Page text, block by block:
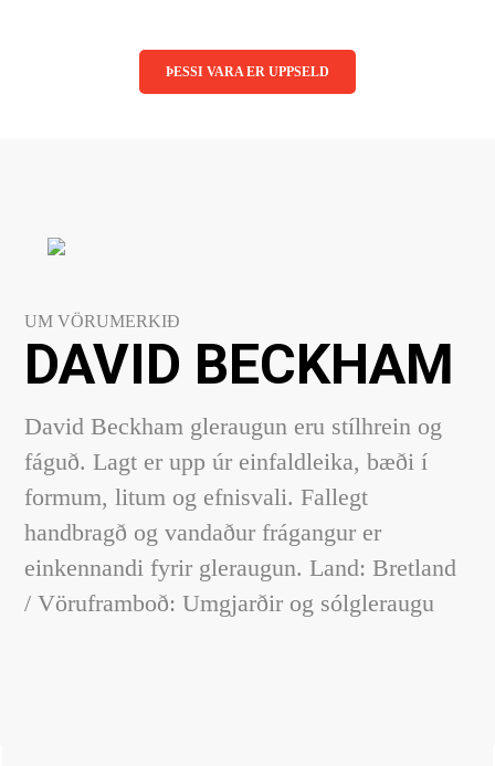
ÞESSI VARA ER UPPSELD
UM VÖRUMERKIÐ
DAVID BECKHAM
David Beckham gleraugun eru stílhrein og
fáguð. Lagt er upp úr einfaldleika, bæði í
formum, litum og efnisvali. Fallegt
handbragð og vandaður frágangur er
einkennandi fyrir gleraugun. Land: Bretland
/ Vöruframboð: Umgjarðir og sólgleraugu